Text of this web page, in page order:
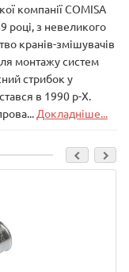
компанії COMISA
році, з невеликого
кранів-змішувачів
монтажу систем
стрибок у
в 1990 р-Х.
Докладніше...